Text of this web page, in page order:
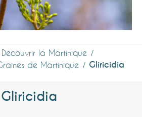
Découvrir la Martinique
de Martinique
Gliricidia
Gliricidia